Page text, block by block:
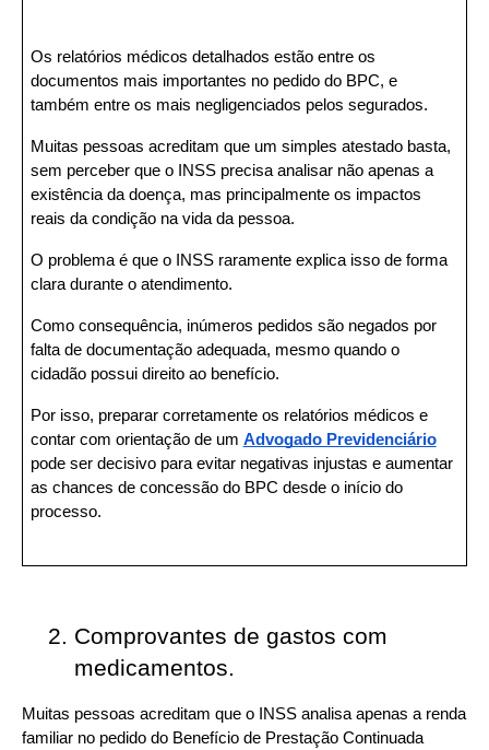
Os relatórios médicos detalhados estão entre os
documentos mais importantes no pedido do BPC, e
também entre os mais negligenciados pelos segurados.
Muitas pessoas acreditam que um simples atestado basta,
sem perceber que o INSS precisa analisar não apenas a
existência da doença, mas principalmente os impactos
reais da condição na vida da pessoa.
O problema é que o INSS raramente explica isso de forma
clara durante o atendimento.
Como consequência, inúmeros pedidos são negados por
falta de documentação adequada, mesmo quando o
cidadão possui direito ao benefício.
Por isso, preparar corretamente os relatórios médicos e
contar com orientação de um Advogado Previdenciário
pode ser decisivo para evitar negativas injustas e aumentar
as chances de concessão do BPC desde o início do
processo.
Comprovantes de gastos com
medicamentos.
Muitas pessoas acreditam que o INSS analisa apenas a renda
familiar no pedido do Benefício de Prestação Continuada